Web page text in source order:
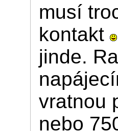
musí
kontakt
jinde.
vratnou
nebo